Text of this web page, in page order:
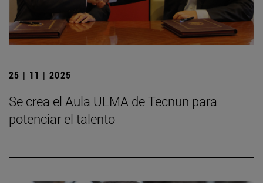
25 | 11 | 2025
Se crea el Aula ULMA de Tecnun para
potenciar el talento